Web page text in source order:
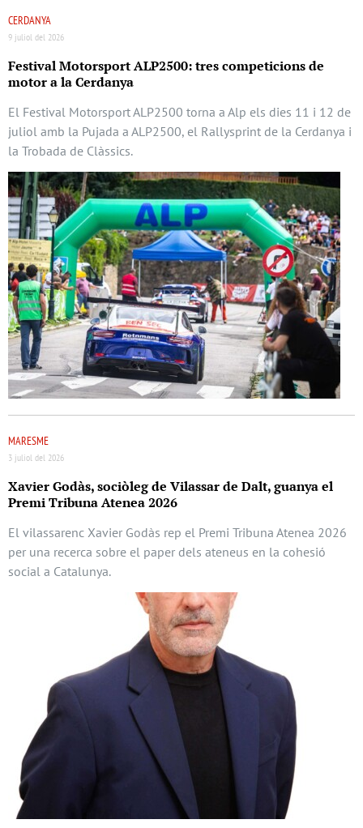
CERDANYA
9 juliol del 2026
Festival Motorsport ALP2500: tres competicions de
motor a la Cerdanya
El Festival Motorsport ALP2500 torna a Alp els dies 11 i 12 de
juliol amb la Pujada a ALP2500, el Rallysprint de la Cerdanya i
la Trobada de Clàssics.
MARESME
3 juliol del 2026
Xavier Godàs, sociòleg de Vilassar de Dalt, guanya el
Premi Tribuna Atenea 2026
El vilassarenc Xavier Godàs rep el Premi Tribuna Atenea 2026
per una recerca sobre el paper dels ateneus en la cohesió
social a Catalunya.